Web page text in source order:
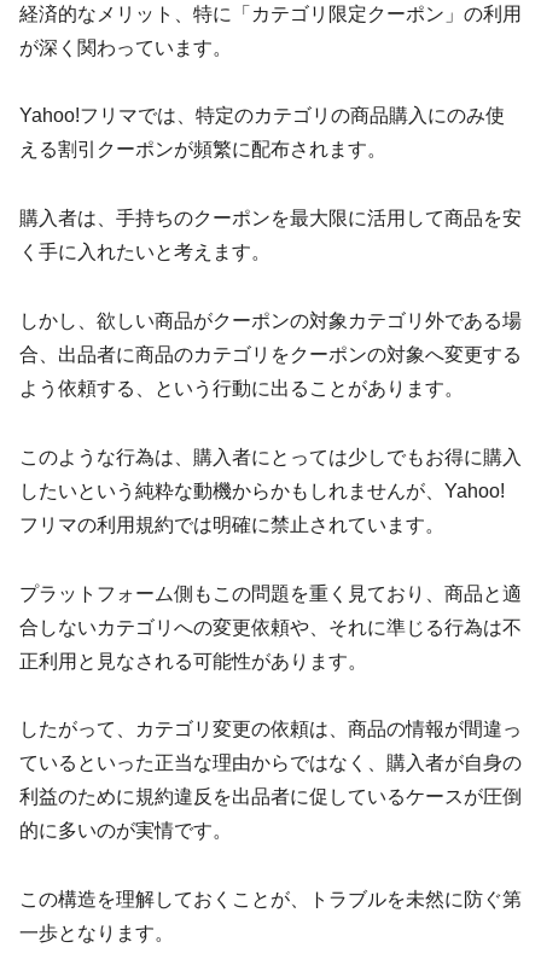
経済的なメリット、特に「カテゴリ限定クーポン」の利用
が深く関わっています。
Yahoo!フリマでは、特定のカテゴリの商品購入にのみ使
える割引クーポンが頻繁に配布されます。
購入者は、手持ちのクーポンを最大限に活用して商品を安
く手に入れたいと考えます。
しかし、欲しい商品がクーポンの対象カテゴリ外である場
合、出品者に商品のカテゴリをクーポンの対象へ変更する
よう依頼する、という行動に出ることがあります。
このような行為は、購入者にとっては少しでもお得に購入
したいという純粋な動機からかもしれませんが、Yahoo!
フリマの利用規約では明確に禁止されています。
プラットフォーム側もこの問題を重く見ており、商品と適
合しないカテゴリへの変更依頼や、それに準じる行為は不
正利用と見なされる可能性があります。
したがって、カテゴリ変更の依頼は、商品の情報が間違っ
ているといった正当な理由からではなく、購入者が自身の
利益のために規約違反を出品者に促しているケースが圧倒
的に多いのが実情です。
この構造を理解しておくことが、トラブルを未然に防ぐ第
一歩となります。